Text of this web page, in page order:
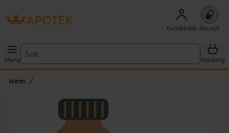
Kundklubb Recept
Meny
Sök
Varukorg
Hem
Lista: . Innehåller 1 objekt.